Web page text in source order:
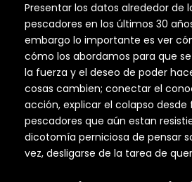
Presentar los datos alrededor de
pescadores en los últimos 30
embargo lo importante es ver
cómo los abordamos para que
la fuerza y el deseo de poder
cosas cambien; conectar el
acción, explicar el colapso desde
pescadores que aún estan
dicotomía perniciosa de pensar
vez, desligarse de la tarea de